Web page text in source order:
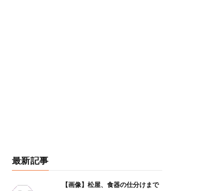
最新記事
【画像】松屋、食器の仕分けまで